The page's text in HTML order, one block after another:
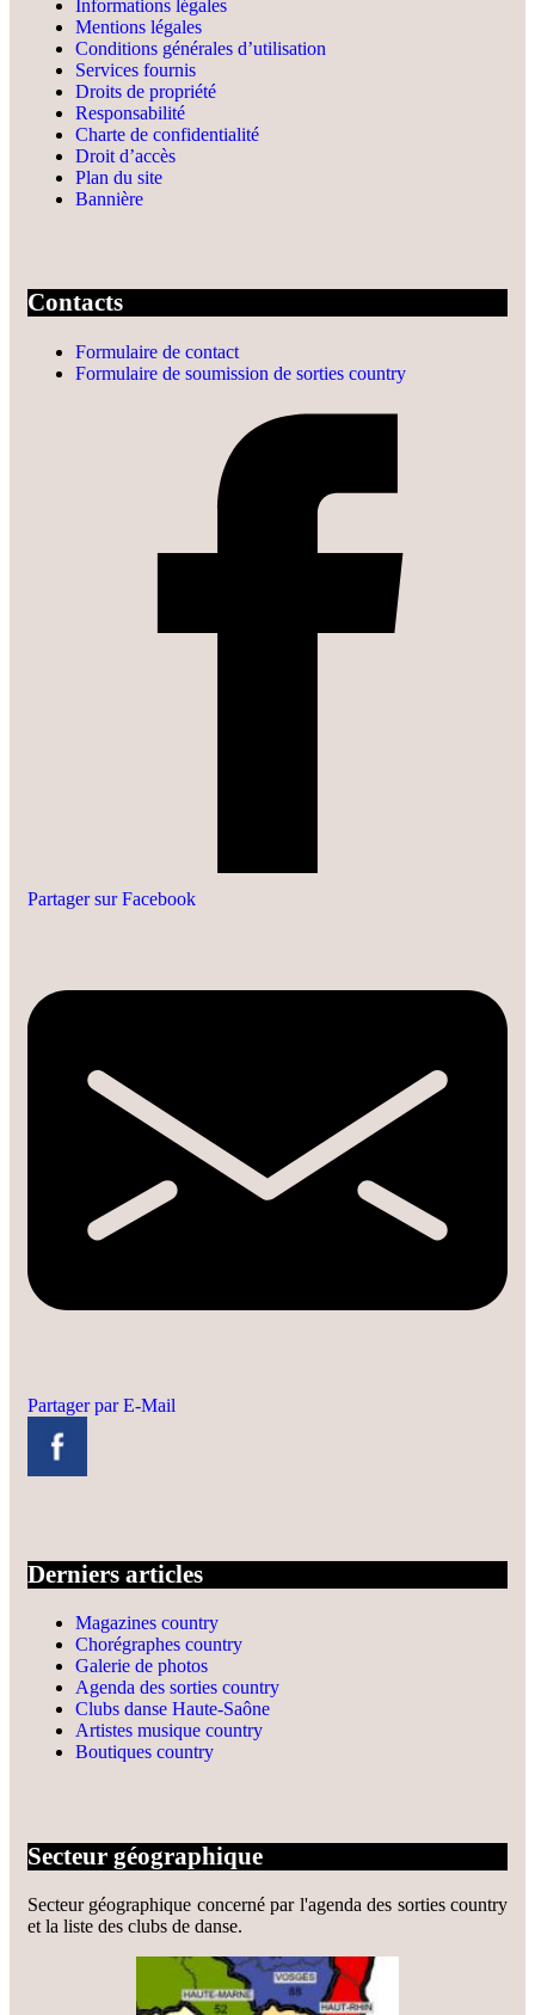
Informations légales
Mentions légales
Conditions générales d’utilisation
Services fournis
Droits de propriété
Responsabilité
Charte de confidentialité
Droit d’accès
Plan du site
Bannière
Contacts
Formulaire de contact
Formulaire de soumission de sorties country
Partager sur Facebook
Partager par E-Mail
Derniers articles
Magazines country
Chorégraphes country
Galerie de photos
Agenda des sorties country
Clubs danse Haute-Saône
Artistes musique country
Boutiques country
Secteur géographique
Secteur géographique concerné par l'agenda des sorties country
et la liste des clubs de danse.